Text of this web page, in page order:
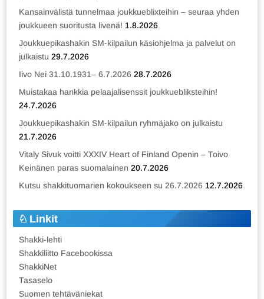
Kansainvälistä tunnelmaa joukkueblixteihin – seuraa yhden
joukkueen suoritusta livenä! 1.8.2026
Joukkuepikashakin SM-kilpailun käsiohjelma ja palvelut on
julkaistu 29.7.2026
Iivo Nei 31.10.1931– 6.7.2026 28.7.2026
Muistakaa hankkia pelaajalisenssit joukkuebliksteihin!
24.7.2026
Joukkuepikashakin SM-kilpailun ryhmäjako on julkaistu
21.7.2026
Vitaly Sivuk voitti XXXIV Heart of Finland Openin – Toivo
Keinänen paras suomalainen 20.7.2026
Kutsu shakkituomarien kokoukseen su 26.7.2026 12.7.2026
Linkit
Shakki-lehti
Shakkiliitto Facebookissa
ShakkiNet
Tasaselo
Suomen tehtäväniekat